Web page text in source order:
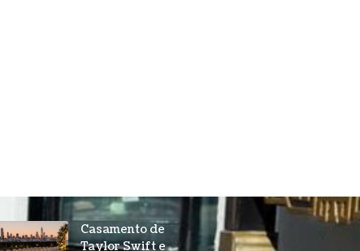
Casamento de
Taylor Swift e